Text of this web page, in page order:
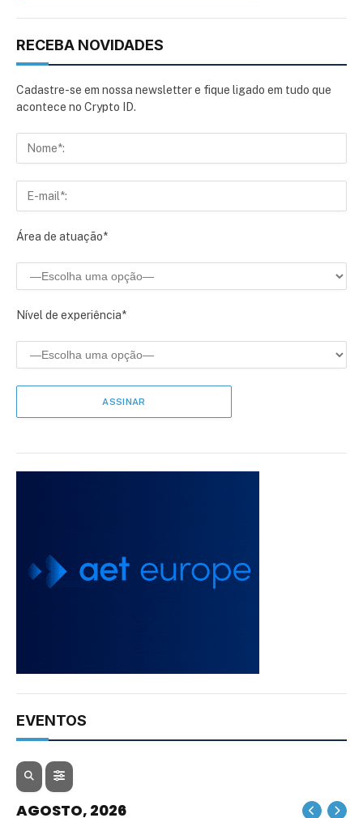
RECEBA NOVIDADES
Cadastre-se em nossa newsletter e fique ligado em tudo que
acontece no Crypto ID.
Área de atuação*
Nível de experiência*
EVENTOS
AGOSTO, 2026